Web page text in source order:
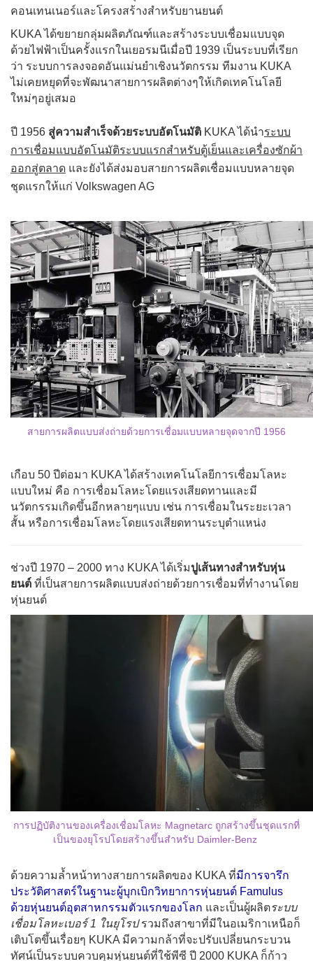
คอนเทนเนอร์และโครงสร้างสำหรับยานยนต์
KUKA ได้ขยายกลุ่มผลิตภัณฑ์และสร้างระบบเชื่อมแบบจุด
ด้วยไฟฟ้าเป็นครั้งแรกในเยอรมนีเมื่อปี 1939 เป็นระบบที่เรียก
ว่า ระบบการลงจอดอันแม่นยำเชิงนวัตกรรม ทีมงาน KUKA
ไม่เคยหยุดที่จะพัฒนาสายการผลิตต่างๆให้เกิดเทคโนโลยี
ใหม่ๆอยู่เสมอ
ปี 1956 สู่ความสำเร็จด้วยระบบอัตโนมัติ KUKA ได้นำระบบ
การเชื่อมแบบอัตโนมัติระบบแรกสำหรับตู้เย็นและเครื่องซักผ้า
ออกสู่ตลาด และยังได้ส่งมอบสายการผลิตเชื่อมแบบหลายจุด
ชุดแรกให้แก่ Volkswagen AG
สายการผลิตแบบส่งถ่ายด้วยการเชื่อมแบบหลายจุดจากปี 1956
เกือบ 50 ปีต่อมา KUKA ได้สร้างเทคโนโลยีการเชื่อมโลหะ
แบบใหม่ คือ การเชื่อมโลหะโดยแรงเสียดทานและมี
นวัตกรรมเกิดขึ้นอีกหลายๆแบบ เช่น การเชื่อมในระยะเวลา
สั้น หรือการเชื่อมโลหะโดยแรงเสียดทานระบุตำแหน่ง
ช่วงปี 1970 – 2000 ทาง KUKA ได้เริ่มปูเส้นทางสำหรับหุ่น
ยนต์ ที่เป็นสายการผลิตแบบส่งถ่ายด้วยการเชื่อมที่ทำงานโดย
หุ่นยนต์
การปฏิบัติงานของเครื่องเชื่อมโลหะ Magnetarc ถูกสร้างขึ้นชุดแรกที่
เป็นของยุโรปโดยสร้างขึ้นสำหรับ Daimler-Benz
ด้วยความล้ำหน้าทางสายการผลิตของ KUKA ที่มีการจารึก
ประวัติศาสตร์ในฐานะผู้บุกเบิกวิทยาการหุ่นยนต์ Famulus
ด้วยหุ่นยนต์อุตสาหกรรมตัวแรกของโลก และเป็นผู้ผลิตระบบ
เชื่อมโลหะเบอร์ 1 ในยุโรปรวมถึงสาขาที่มีในอเมริกาเหนือก็
เติบโตขึ้นเรื่อยๆ KUKA มีความกล้าที่จะปรับเปลี่ยนกระบวน
ทัศน์เป็นระบบควบคุมหุ่นยนต์ที่ใช้พีซี ปี 2000 KUKA ก็ก้าว